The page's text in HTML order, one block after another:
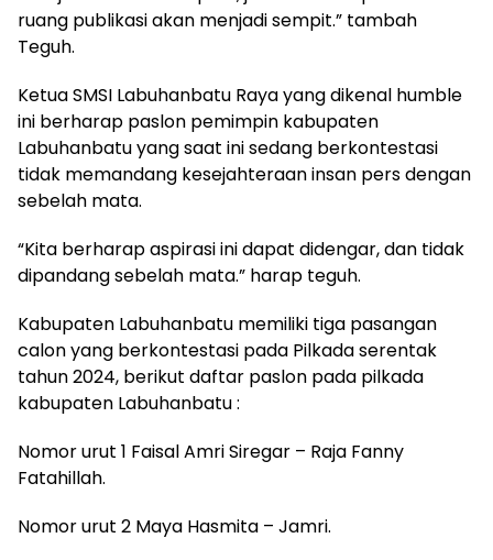
ruang publikasi akan menjadi sempit.” tambah
Teguh.
Ketua SMSI Labuhanbatu Raya yang dikenal humble
ini berharap paslon pemimpin kabupaten
Labuhanbatu yang saat ini sedang berkontestasi
tidak memandang kesejahteraan insan pers dengan
sebelah mata.
“Kita berharap aspirasi ini dapat didengar, dan tidak
dipandang sebelah mata.” harap teguh.
Kabupaten Labuhanbatu memiliki tiga pasangan
calon yang berkontestasi pada Pilkada serentak
tahun 2024, berikut daftar paslon pada pilkada
kabupaten Labuhanbatu :
Nomor urut 1 Faisal Amri Siregar – Raja Fanny
Fatahillah.
Nomor urut 2 Maya Hasmita – Jamri.